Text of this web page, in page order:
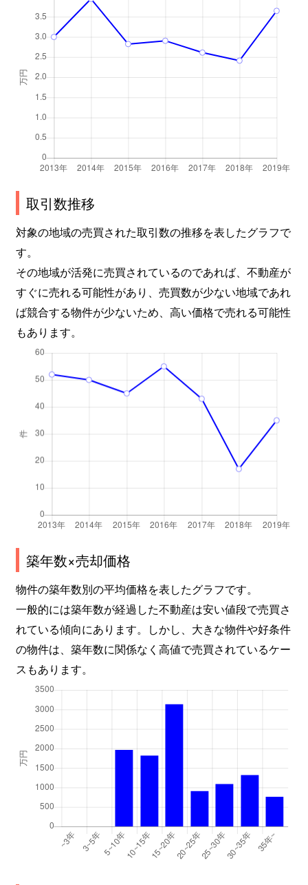
取引数推移
対象の地域の売買された取引数の推移を表したグラフで
す。
その地域が活発に売買されているのであれば、不動産が
すぐに売れる可能性があり、売買数が少ない地域であれ
ば競合する物件が少ないため、高い価格で売れる可能性
もあります。
築年数×売却価格
物件の築年数別の平均価格を表したグラフです。
一般的には築年数が経過した不動産は安い値段で売買さ
れている傾向にあります。しかし、大きな物件や好条件
の物件は、築年数に関係なく高値で売買されているケー
スもあります。